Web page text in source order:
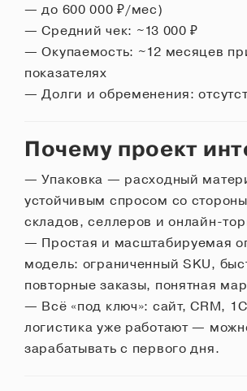
— до 600 000 ₽/мес)
— Средний чек: ~13 000 ₽
— Окупаемость: ~12 месяцев
показателях
— Долги и обременения:
Почему проект
— Упаковка — расходный
устойчивым спросом со
складов, селлеров и онлайн-
— Простая и масштабируемая
модель: ограниченный SKU,
повторные заказы, понятная
— Всё «под ключ»: сайт, CRM,
логистика уже работают —
зарабатывать с первого дня.